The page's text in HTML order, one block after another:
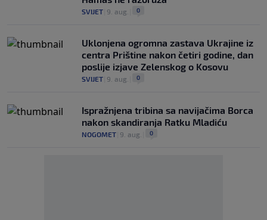
SVIJET 9. aug. 0
Uklonjena ogromna zastava Ukrajine iz
centra Prištine nakon četiri godine, dan
poslije izjave Zelenskog o Kosovu
SVIJET 9. aug. 0
Ispražnjena tribina sa navijačima Borca
nakon skandiranja Ratku Mladiću
NOGOMET 9. aug. 0